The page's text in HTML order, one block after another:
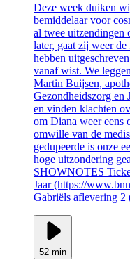
Deze week duiken
bemiddelaar voor
al twee uitzendingen
later, gaat zij weer
hebben
vanaf wist. We
Martin Buijsen,
Gezondheidszorg en
en vinden klachten
om Diana weer eens
omwille van de
gedupeerde is onze
hoge uitzondering
SHOWNOTES
Jaar (https://
Gabriëls aflevering
52 min